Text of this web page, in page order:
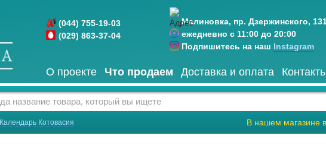
(044) 755-19-03
(029) 863-37-04
Малиновка, пр. Дзержинского,
ежедневно с 11:00 до 20:00
Подпишитесь на наш Instagram
О проекте Что продаем Доставка и оплата
В нашем магазине
Календарь Котовасия